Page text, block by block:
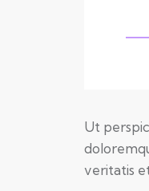
Ut
veritatis